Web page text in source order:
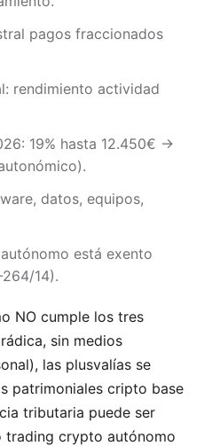
pagos fraccionados
rendimiento actividad
19% hasta 12.450€ →
datos, equipos,
está exento
14).
NO cumple los tres
sin medios
las plusvalías se
patrimoniales cripto base
tributaria puede ser
trading crypto autónomo